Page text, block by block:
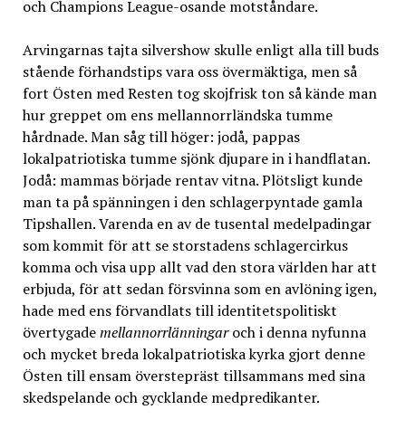
och Champions League-osande motståndare.
Arvingarnas tajta silvershow skulle enligt alla till buds
stående förhandstips vara oss övermäktiga, men så
fort Östen med Resten tog skojfrisk ton så kände man
hur greppet om ens mellannorrländska tumme
hårdnade. Man såg till höger: jodå, pappas
lokalpatriotiska tumme sjönk djupare in i handflatan.
Jodå: mammas började rentav vitna. Plötsligt kunde
man ta på spänningen i den schlagerpyntade gamla
Tipshallen. Varenda en av de tusental medelpadingar
som kommit för att se storstadens schlagercirkus
komma och visa upp allt vad den stora världen har att
erbjuda, för att sedan försvinna som en avlöning igen,
hade med ens förvandlats till identitetspolitiskt
övertygademellannorrlänningaroch i denna nyfunna
och mycket breda lokalpatriotiska kyrka gjort denne
Östen till ensam överstepräst tillsammans med sina
skedspelande och gycklande medpredikanter.